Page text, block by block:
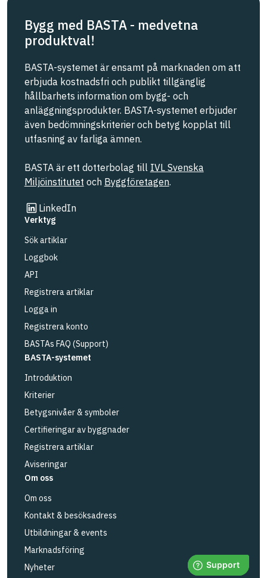
Bygg med BASTA - medvetna
produktval!
BASTA-systemet är ensamt på marknaden om att
erbjuda kostnadsfri och publikt tillgänglig
hållbarhets information om bygg- och
anläggningsprodukter. BASTA-systemet erbjuder
även bedömningskriterier och betyg kopplat till
utfasning av farliga ämnen.
BASTA är ett dotterbolag till IVL Svenska
Miljöinstitutet och Byggföretagen.
LinkedIn
Länk till annan webbplats
Verktyg
Sök artiklar
Loggbok
API
Registrera artiklar
Logga in
Registrera konto
BASTAs FAQ (Support)
BASTA-systemet
Introduktion
Kriterier
Betygsnivåer & symboler
Certifieringar av byggnader
Registrera artiklar
Aviseringar
Om oss
Om oss
Kontakt & besöksadress
Utbildningar & events
Marknadsföring
Nyheter